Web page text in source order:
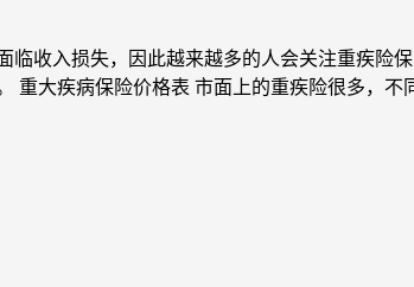
收入损失，因此越来越多的人会关注重疾险
重大疾病保险价格表 市面上的重疾险很多，